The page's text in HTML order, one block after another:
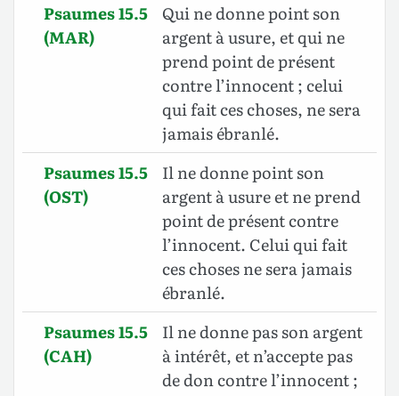
Psaumes 15.5
(MAR)
Qui ne donne point son
argent à usure, et qui ne
prend point de présent
contre l’innocent ; celui
qui fait ces choses, ne sera
jamais ébranlé.
Psaumes 15.5
(OST)
Il ne donne point son
argent à usure et ne prend
point de présent contre
l’innocent. Celui qui fait
ces choses ne sera jamais
ébranlé.
Psaumes 15.5
(CAH)
Il ne donne pas son argent
à intérêt, et n’accepte pas
de don contre l’innocent ;